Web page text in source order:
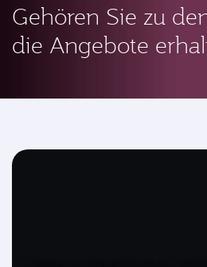
Gehören Sie zu
die Angebote